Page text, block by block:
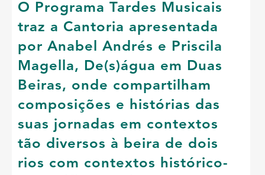
O Programa Tardes Musicais
traz a Cantoria apresentada
por Anabel Andrés e Priscila
Magella, De(s)água em Duas
Beiras, onde compartilham
composições e histórias das
suas jornadas em contextos
tão diversos à beira de dois
rios com contextos histórico-